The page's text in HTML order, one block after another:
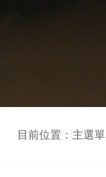
目前位置：主選單